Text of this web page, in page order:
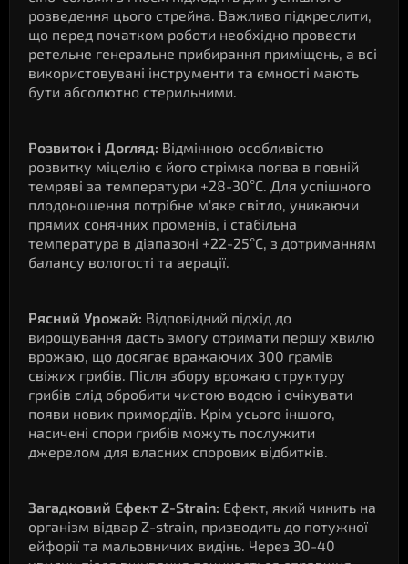
розведення цього стрейна. Важливо підкреслити,
що перед початком роботи необхідно провести
ретельне генеральне прибирання приміщень, а всі
використовувані інструменти та ємності мають
бути абсолютно стерильними.
Розвиток і Догляд: Відмінною особливістю
розвитку міцелію є його стрімка поява в повній
темряві за температури +28-30°C. Для успішного
плодоношення потрібне м'яке світло, уникаючи
прямих сонячних променів, і стабільна
температура в діапазоні +22-25°C, з дотриманням
балансу вологості та аерації.
Рясний Урожай: Відповідний підхід до
вирощування дасть змогу отримати першу хвилю
врожаю, що досягає вражаючих 300 грамів
свіжих грибів. Після збору врожаю структуру
грибів слід обробити чистою водою і очікувати
появи нових примордіїв. Крім усього іншого,
насичені спори грибів можуть послужити
джерелом для власних спорових відбитків.
Загадковий Ефект Z-Strain: Ефект, який чинить на
організм відвар Z-strain, призводить до потужної
ейфорії та мальовничих видінь. Через 30-40